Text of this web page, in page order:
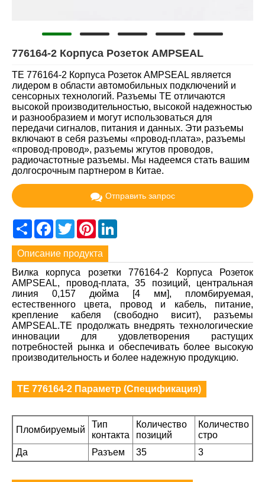
776164-2 Корпуса Розеток AMPSEAL
TE 776164-2 Корпуса Розеток AMPSEAL является
лидером в области автомобильных подключений и
сенсорных технологий. Разъемы TE отличаются
высокой производительностью, высокой надежностью
и разнообразием и могут использоваться для
передачи сигналов, питания и данных. Эти разъемы
включают в себя разъемы «провод-плата», разъемы
«провод-провод», разъемы жгутов проводов,
радиочастотные разъемы. Мы надеемся стать вашим
долгосрочным партнером в Китае.
Отправить запрос
ShareFacebook
TwitterPinterest
Описание продукта
Вилка корпуса розетки 776164-2 Корпуса Розеток
AMPSEAL, провод-плата, 35 позиций, центральная
линия 0,157 дюйма [4 мм], пломбируемая,
естественного цвета, провод и кабель, питание,
крепление кабеля (свободно висит), разъемы
AMPSEAL.TE продолжать внедрять технологические
инновации для удовлетворения растущих
потребностей рынка и обеспечивать более высокую
производительность и более надежную продукцию.
TE 776164-2 Параметр (Спецификация)
Пломбируемый
Тип
контакта
Количество
позиций
Количество
стро
Да
Разъем 35 3